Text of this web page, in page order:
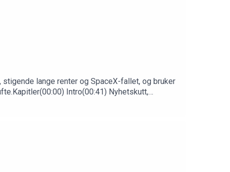
lange renter og SpaceX-fallet, og bruker
Intro(00:41) Nyhetskutt,
i tallene(30:13) Markedet sist uke: oljesjokk,
og hetebølge-traden(52:41) Trump-aksjene,